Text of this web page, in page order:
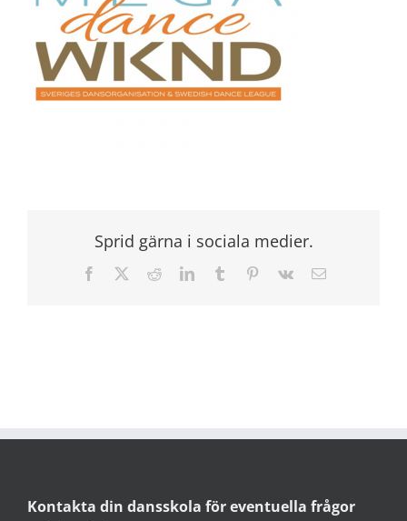
Sprid gärna i sociala medier.
Facebook RedditLinkedInTumblr Pinterest
Vk
E-
Kontakta din dansskola för eventuella frågor